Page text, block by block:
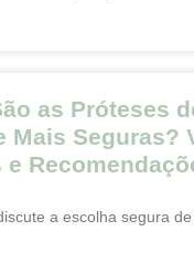
as Próteses
Mais Seguras?
e
a escolha segura